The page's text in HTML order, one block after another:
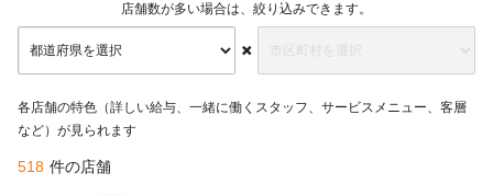
店舗数が多い場合は、絞り込みできます。
各店舗の特色（詳しい給与、一緒に働くスタッフ、サービスメニュー、客層
など）が見られます
518 件の店舗